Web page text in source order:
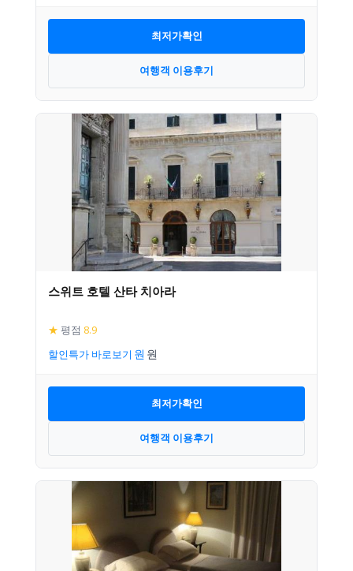
최저가확인
여행객 이용후기
스위트 호텔 산타 치아라
★ 평점 8.9
할인특가 바로보기
최저가확인
여행객 이용후기